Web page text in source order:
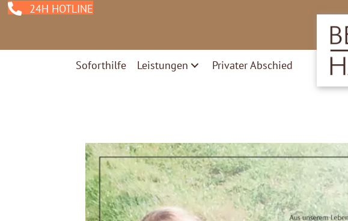
Soforthilfe Leistungen Privater Abschied
24H HOTLINE